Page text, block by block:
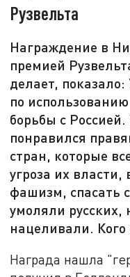
Рузвельта
Награждение в
премией
делает,
по
борьбы с
понравился
стран, которые
угроза их
фашизм, спасать
умоляли русских,
нацеливали. Кого
Награда нашла